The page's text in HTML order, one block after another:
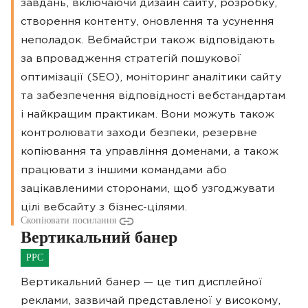
завдань, включаючи дизайн сайту, розробку,
створення контенту, оновлення та усунення
неполадок. Вебмайстри також відповідають
за впровадження стратегій пошукової
оптимізації (SEO), моніторинг аналітики сайту
та забезпечення відповідності вебстандартам
і найкращим практикам. Вони можуть також
контролювати заходи безпеки, резервне
копіювання та управління доменами, а також
працювати з іншими командами або
зацікавленими сторонами, щоб узгоджувати
цілі вебсайту з бізнес-цілями.
Скопіювати посилання
Вертикальний банер
PPC
Вертикальний банер — це тип дисплейної
реклами, зазвичай представленої у високому,